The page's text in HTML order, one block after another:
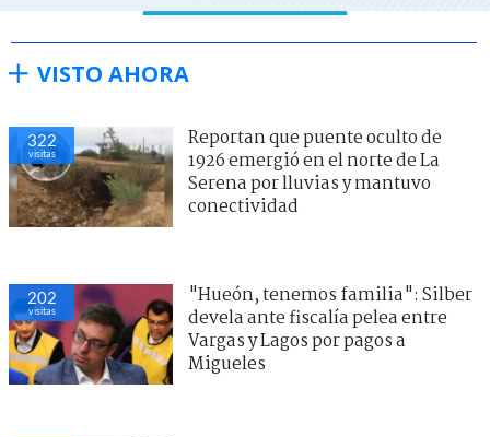
VISTO AHORA
322
visitas
Reportan que puente oculto de
1926 emergió en el norte de La
Serena por lluvias y mantuvo
conectividad
202
visitas
"Hueón, tenemos familia": Silber
devela ante fiscalía pelea entre
Vargas y Lagos por pagos a
Migueles